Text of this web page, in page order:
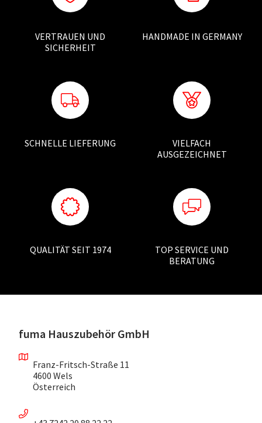
VERTRAUEN UND
SICHERHEIT
HANDMADE IN GERMANY
SCHNELLE LIEFERUNG
VIELFACH
AUSGEZEICHNET
QUALITÄT SEIT 1974
TOP SERVICE UND
BERATUNG
fuma Hauszubehör GmbH
Franz-Fritsch-Straße 11
4600 Wels
Österreich